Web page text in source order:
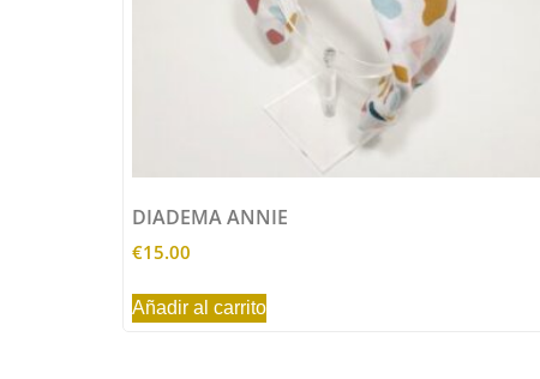
DIADEMA ANNIE
€15.00
Añadir al carrito